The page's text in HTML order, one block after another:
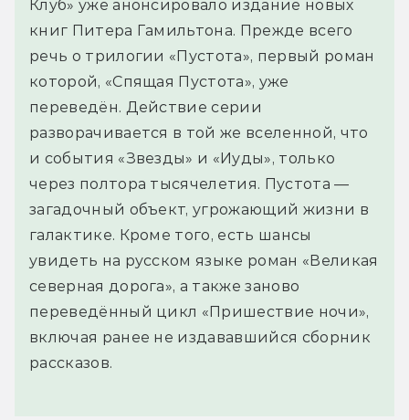
Клуб» уже анонсировало издание новых
книг Питера Гамильтона. Прежде всего
речь о трилогии «Пустота», первый роман
которой, «Спящая Пустота», уже
переведён. Действие серии
разворачивается в той же вселенной, что
и события «Звезды» и «Иуды», только
через полтора тысячелетия. Пустота —
загадочный объект, угрожающий жизни в
галактике. Кроме того, есть шансы
увидеть на русском языке роман «Великая
северная дорога», а также заново
переведённый цикл «Пришествие ночи»,
включая ранее не издававшийся сборник
рассказов.